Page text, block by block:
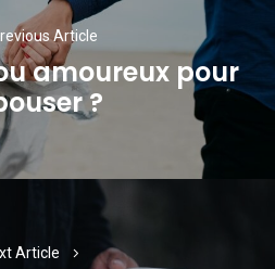
Article
Previous
post:
amoureux pour
?
Article